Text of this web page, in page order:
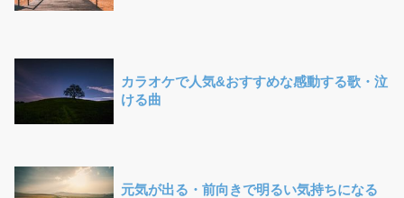
カラオケで人気&おすすめな感動する歌・泣
ける曲
元気が出る・前向きで明るい気持ちになる